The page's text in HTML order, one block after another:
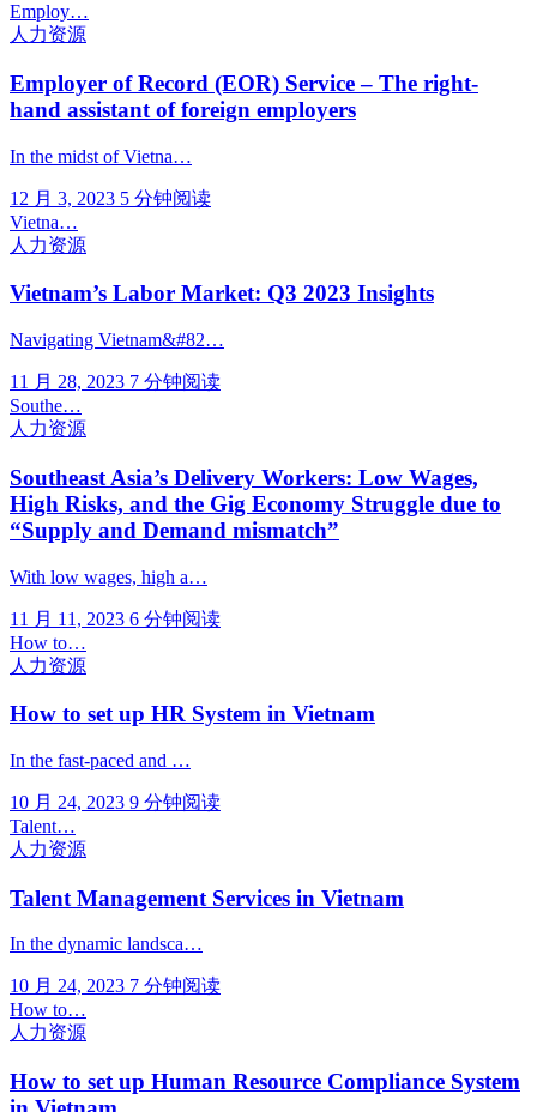
Employ…
人力资源
Employer of Record (EOR) Service – The right-
hand assistant of foreign employers
In the midst of Vietna…
12 月 3, 2023 5 分钟阅读
Vietna…
人力资源
Vietnam’s Labor Market: Q3 2023 Insights
Navigating Vietnam&#82…
11 月 28, 2023 7 分钟阅读
Southe…
人力资源
Southeast Asia’s Delivery Workers: Low Wages,
High Risks, and the Gig Economy Struggle due to
“Supply and Demand mismatch”
With low wages, high a…
11 月 11, 2023 6 分钟阅读
How to…
人力资源
How to set up HR System in Vietnam
In the fast-paced and …
10 月 24, 2023 9 分钟阅读
Talent…
人力资源
Talent Management Services in Vietnam
In the dynamic landsca…
10 月 24, 2023 7 分钟阅读
How to…
人力资源
How to set up Human Resource Compliance System